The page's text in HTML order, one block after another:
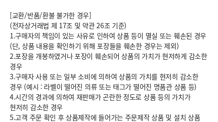
[교환/반품/환불 불가한 경우]
(전자상거래법 제 17조 및 약관 26조 기준)
1.구매자의 책임이 있는 사유로 인하여 상품 등이 멸실 또는 훼손된 경우
(단, 상품 내용을 확인하기 위해 포장들을 훼손한 경우는 제외)
2.포장을 개봉하였거나 포장이 훼손되어 상품의 가치가 현저하게 감소한
경우
3.구매자 사용 또는 일부 소비에 의하여 상품의 가치를 현저히 감소한
경우 (예시 : 라벨이 떨어진 의류 또는 태그가 떨어진 명품관 상품 등)
4.시간의 경과에 의하여 재판매가 곤란한 정도로 상품 등의 가치가
현저히 감소한 경우
5.고객 주문 확인 후 상품제작에 들어가는 주문제작 상품 및 설치 상품